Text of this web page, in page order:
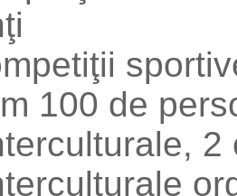
100 de